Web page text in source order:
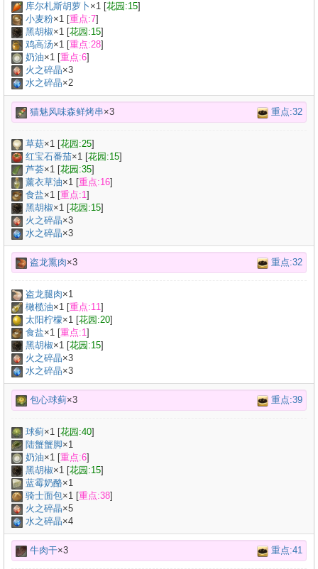
库尔札斯胡萝卜 ×1 [花园:15]
小麦粉×1 [重点:7]
黑胡椒×1 [花园:15]
鸡高汤×1 [重点:28]
奶油×1 [重点:6]
火之碎晶×3
水之碎晶×2
猫魅风味森鲜烤串×3 重点:32
草菇×1 [花园:25]
红宝石番茄×1 [花园:15]
芦荟×1 [花园:35]
薰衣草油×1 [重点:16]
食盐×1 [重点:1]
黑胡椒×1 [花园:15]
火之碎晶×3
水之碎晶×3
盗龙熏肉×3 重点:32
盗龙腿肉×1
橄榄油×1 [重点:11]
太阳柠檬×1 [花园:20]
食盐×1 [重点:1]
黑胡椒×1 [花园:15]
火之碎晶×3
水之碎晶×3
包心球蓟×3 重点:39
球蓟×1 [花园:40]
陆蟹蟹脚×1
奶油×1 [重点:6]
黑胡椒×1 [花园:15]
蓝霉奶酪×1
骑士面包×1 [重点:38]
火之碎晶×5
水之碎晶×4
牛肉干×3 重点:41